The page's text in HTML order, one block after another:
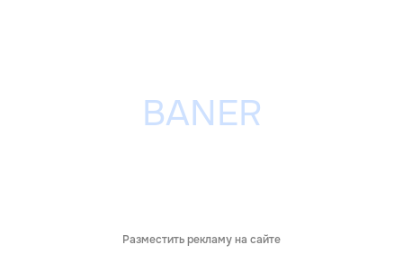
Разместить рекламу на сайте